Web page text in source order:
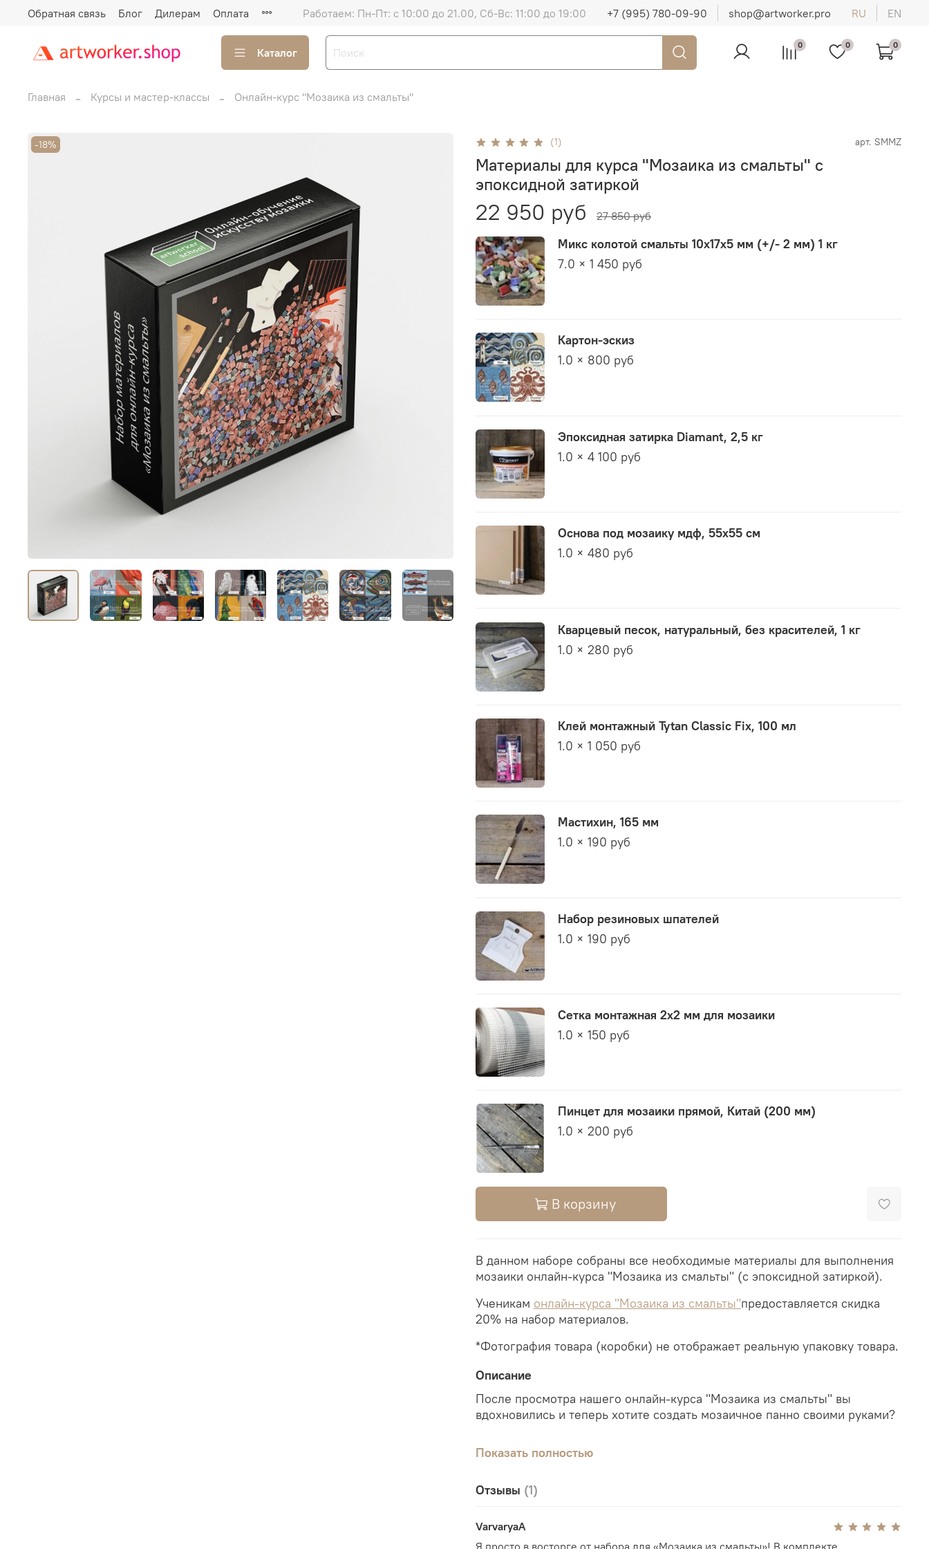
Обратная связь Блог Дилерам Оплата Работаем: Пн-Пт: с 10:00 до 21.00, Сб-Вс: 11:00 до 19:00 +7 (995) 780-09-90 shop@artworker.pro RU EN
Каталог
0 0 0
Главная Курсы и мастер-классы Онлайн-курс "Мозаика из смальты"
-18% (1) арт. SMMZ
Материалы для курса "Мозаика из смальты" с
эпоксидной затиркой
22 950 руб 27 850 руб
Микс колотой смальты 10х17х5 мм (+/- 2 мм) 1 кг
7.0 × 1 450 руб
Картон-эскиз
1.0 × 800 руб
Эпоксидная затирка Diamant, 2,5 кг
1.0 × 4 100 руб
Основа под мозаику мдф, 55х55 см
1.0 × 480 руб
Кварцевый песок, натуральный, без красителей, 1 кг
1.0 × 280 руб
Клей монтажный Tytan Classic Fix, 100 мл
1.0 × 1 050 руб
Мастихин, 165 мм
1.0 × 190 руб
Набор резиновых шпателей
1.0 × 190 руб
Сетка монтажная 2х2 мм для мозаики
1.0 × 150 руб
Пинцет для мозаики прямой, Китай (200 мм)
1.0 × 200 руб
В корзину
В данном наборе собраны все необходимые материалы для выполнения
мозаики онлайн-курса "Мозаика из смальты" (с эпоксидной затиркой).
Ученикам онлайн-курса "Мозаика из смальты"предоставляется скидка
20% на набор материалов.
*Фотография товара (коробки) не отображает реальную упаковку товара.
Описание
После просмотра нашего онлайн-курса "Мозаика из смальты" вы
вдохновились и теперь хотите создать мозаичное панно своими руками?
В набор материалов (+затирка) входят следующие позиции:
Показать полностью
Отзывы (1)
VarvaryaA